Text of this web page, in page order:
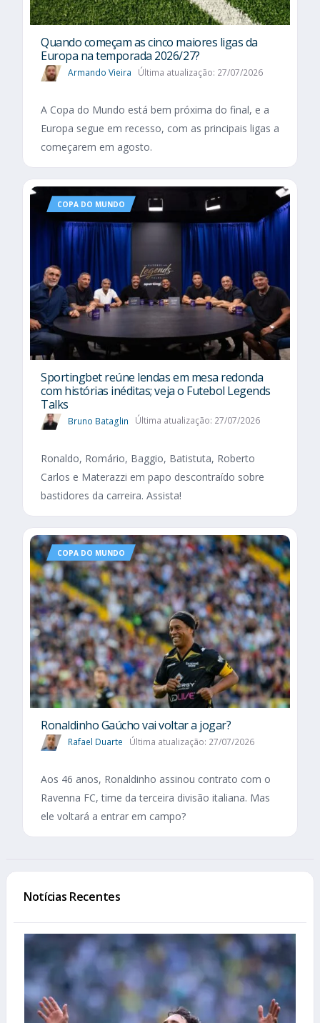
Quando começam as cinco maiores ligas da
Europa na temporada 2026/27?
Armando Vieira Última atualização: 27/07/2026
A Copa do Mundo está bem próxima do final, e a
Europa segue em recesso, com as principais ligas a
começarem em agosto.
COPA DO MUNDO
Sportingbet reúne lendas em mesa redonda
com histórias inéditas; veja o Futebol Legends
Talks
Bruno Bataglin Última atualização: 27/07/2026
Ronaldo, Romário, Baggio, Batistuta, Roberto
Carlos e Materazzi em papo descontraído sobre
bastidores da carreira. Assista!
COPA DO MUNDO
Ronaldinho Gaúcho vai voltar a jogar?
Rafael Duarte Última atualização: 27/07/2026
Aos 46 anos, Ronaldinho assinou contrato com o
Ravenna FC, time da terceira divisão italiana. Mas
ele voltará a entrar em campo?
Notícias Recentes